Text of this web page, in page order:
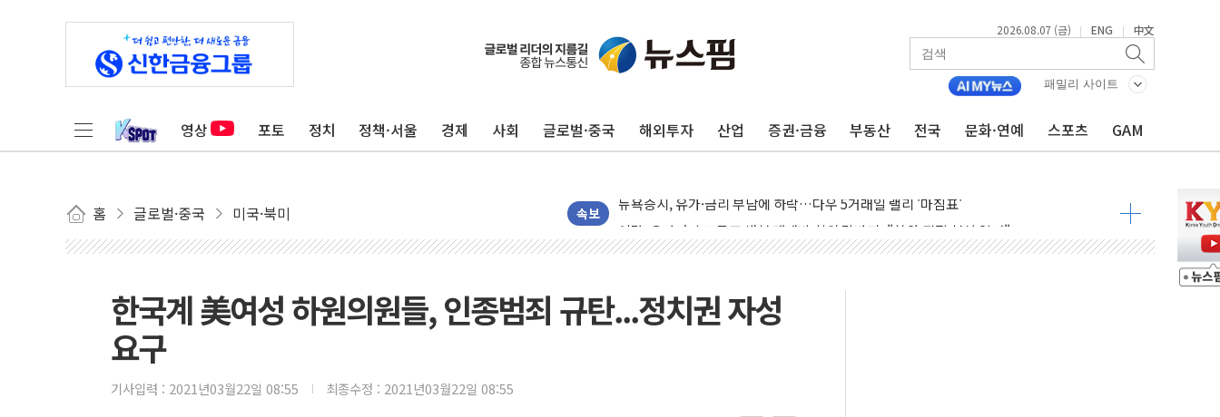
2026.08.07 (금) | ENG | 中文
패밀리 사이트
영상 포토 정치 정책·서울 경제 사회 글로벌·중국 해외투자 산업 증권·금융 부동산 전국 문화·연예 스포츠 GAM
홈 글로벌·중국 미국·북미 속보
트럼프 "이란전 조만간 끝날 것"…군수품 부족설 일축 "막대한 무기 보유"
현대리바트, 원가 개선으로 실적 방어…다음 과제는 '외형 확대'
세금 부담 커진 고가 1주택자…맞교환·재매수·다운사이징 '저울질'
[금/유가] 이란의 호르무즈 해협 통항 제한 검토에 유가 3% 급등…금값 보합
이란, 오만과 호르무즈 해협 재개방 합의 막바지.."美와 직접 협상 없어"
[민주 당권주자 일정] 송영길·정청래·김민석 후보 - 8월 7일
[오늘의 정치일정] 8월 7일(금)
[오늘의 국회일정] 상임위·세미나·기자회견·주요 정당 - 8월 7일
한국계 美여성 하원의원들, 인종범죄 규탄...정치권 자성
요구
기사입력 : 2021년03월22일 08:55 최종수정 : 2021년03월22일 08:55